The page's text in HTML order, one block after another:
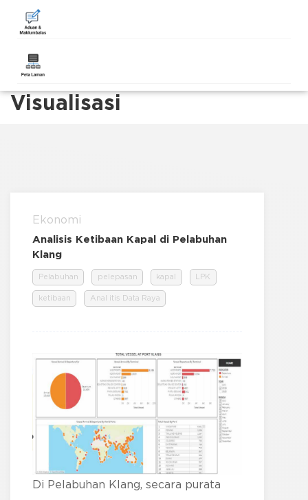
Visualisasi
Ekonomi
Analisis Ketibaan Kapal di Pelabuhan
Klang
Pelabuhan pelepasan kapal LPK
ketibaan Anal itis Data Raya
Di Pelabuhan Klang, secara purata